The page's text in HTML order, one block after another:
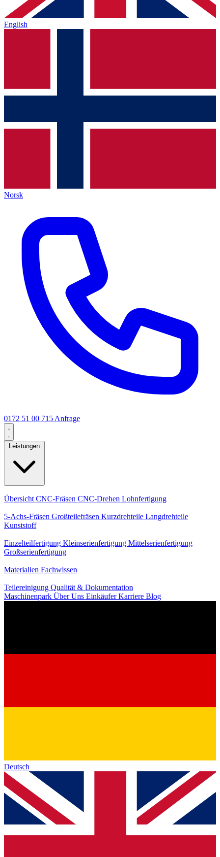
English
Norsk
0172 51 00 715 Anfrage
Leistungen
Übersicht CNC-Fräsen CNC-Drehen Lohnfertigung
5-Achs-Fräsen Großteilefräsen Kurzdrehteile Langdrehteile
Kunststoff
Einzelteilfertigung Kleinserienfertigung Mittelserienfertigung
Großserienfertigung
Materialien Fachwissen
Teilereinigung Qualität & Dokumentation
Maschinenpark Über Uns EinkäuferKarriere Blog
Deutsch